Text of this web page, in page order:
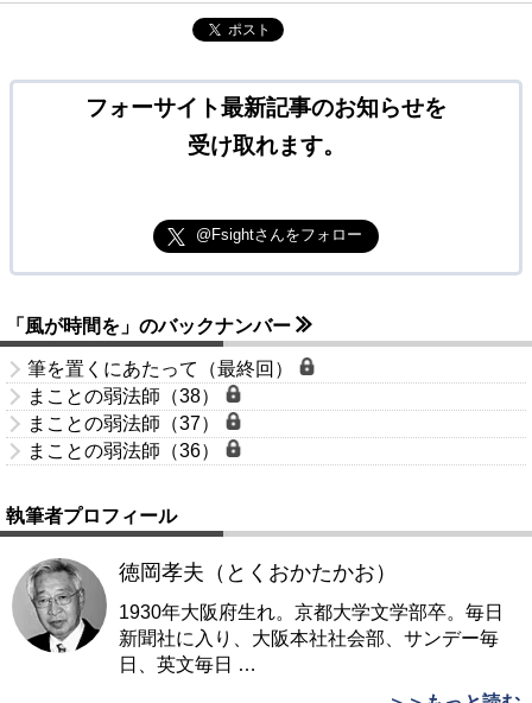
ポスト
フォーサイト最新記事のお知らせを
受け取れます。
@Fsightさんをフォロー
「風が時間を」のバックナンバー
筆を置くにあたって（最終回）
まことの弱法師（38）
まことの弱法師（37）
まことの弱法師（36）
執筆者プロフィール
徳岡孝夫（とくおかたかお）
1930年大阪府生れ。京都大学文学部卒。毎日
新聞社に入り、大阪本社社会部、サンデー毎
日、英文毎日 …